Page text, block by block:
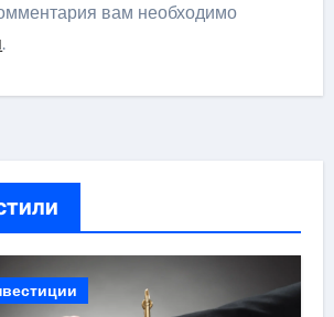
вам необходимо
.